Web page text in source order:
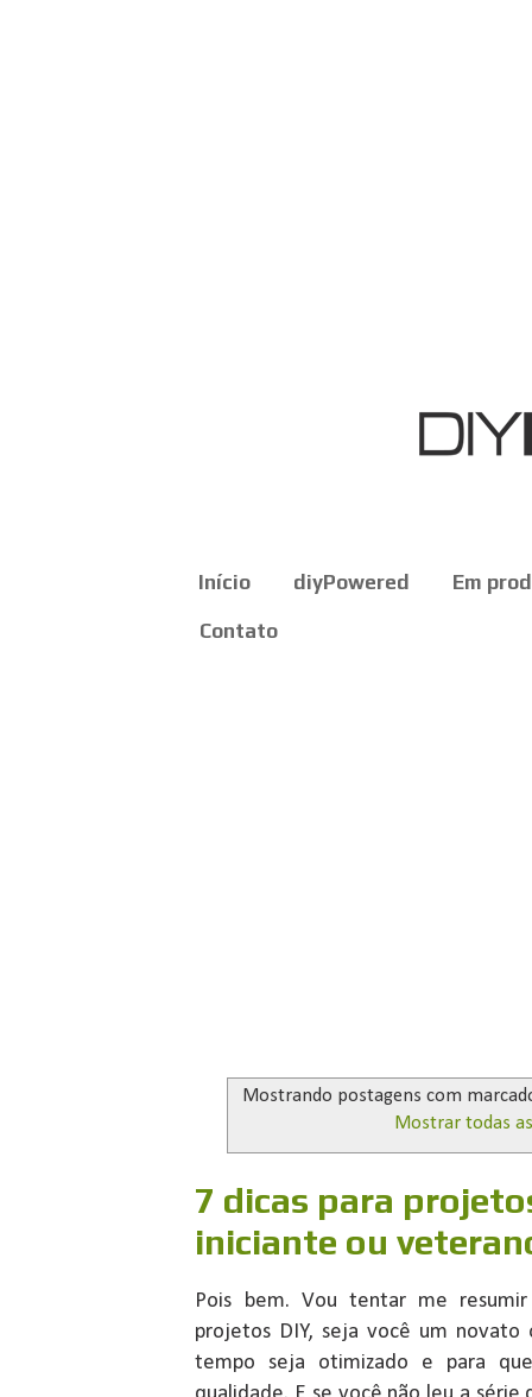
Início diyPowered Em
Contato
Mostrando postagens com
Mostrar todas
7 dicas para
iniciante ou
Pois bem. Vou tentar me
projetos DIY, seja você um
tempo seja otimizado e para